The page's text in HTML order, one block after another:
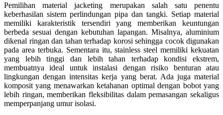
Pemilihan material jacketing merupakan salah satu penentu
keberhasilan sistem perlindungan pipa dan tangki. Setiap material
memiliki karakteristik tersendiri yang memberikan keuntungan
berbeda sesuai dengan kebutuhan lapangan. Misalnya, aluminium
dikenal ringan dan tahan terhadap korosi sehingga cocok digunakan
pada area terbuka. Sementara itu, stainless steel memiliki kekuatan
yang lebih tinggi dan lebih tahan terhadap kondisi ekstrem,
membuatnya ideal untuk instalasi dengan risiko benturan atau
lingkungan dengan intensitas kerja yang berat. Ada juga material
komposit yang menawarkan ketahanan optimal dengan bobot yang
lebih ringan, memberikan fleksibilitas dalam pemasangan sekaligus
memperpanjang umur isolasi.